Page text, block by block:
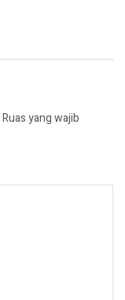
Ruas yang wajib